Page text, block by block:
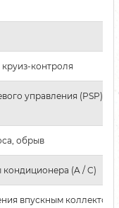
контроля
управления (PSP)
обрыв
кондиционера (A / C)
впускным